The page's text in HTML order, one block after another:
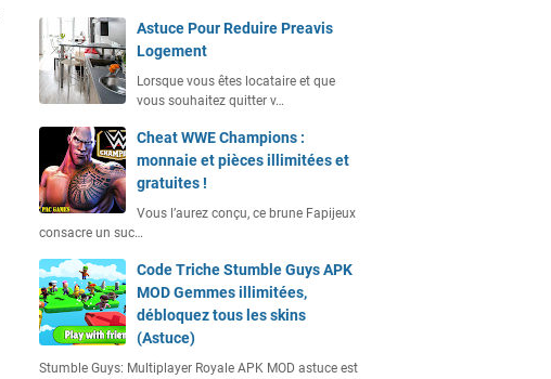
Astuce Pour Reduire Preavis
Logement
Lorsque vous êtes locataire et que
vous souhaitez quitter v…
Cheat WWE Champions :
monnaie et pièces illimitées et
gratuites !
Vous l’aurez conçu, ce brune Fapijeux
consacre un suc…
Code Triche Stumble Guys APK
MOD Gemmes illimitées,
débloquez tous les skins
(Astuce)
Stumble Guys: Multiplayer Royale APK MOD astuce est